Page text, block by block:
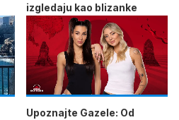
izgledaju kao blizanke
Upoznajte Gazele: Od